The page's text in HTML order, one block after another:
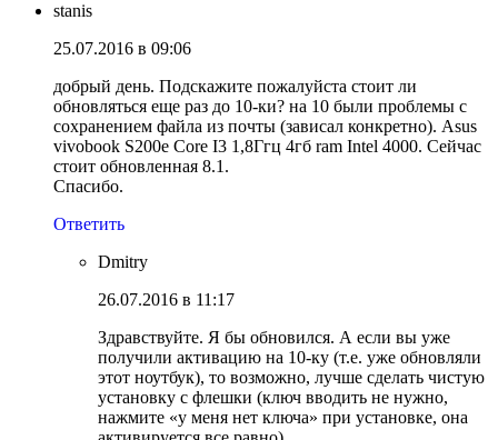
stanis
25.07.2016 в 09:06
добрый день. Подскажите пожалуйста стоит ли
обновляться еще раз до 10-ки? на 10 были проблемы с
сохранением файла из почты (зависал конкретно). Asus
vivobook S200e Core I3 1,8Ггц 4гб ram Intel 4000. Сейчас
стоит обновленная 8.1.
Спасибо.
Ответить
Dmitry
26.07.2016 в 11:17
Здравствуйте. Я бы обновился. А если вы уже
получили активацию на 10-ку (т.е. уже обновляли
этот ноутбук), то возможно, лучше сделать чистую
установку с флешки (ключ вводить не нужно,
нажмите «у меня нет ключа» при установке, она